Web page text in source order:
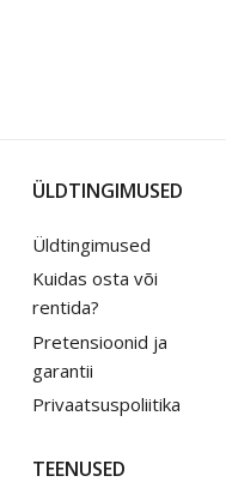
ÜLDTINGIMUSED
Üldtingimused
Kuidas osta või
rentida?
Pretensioonid ja
garantii
Privaatsuspoliitika
TEENUSED